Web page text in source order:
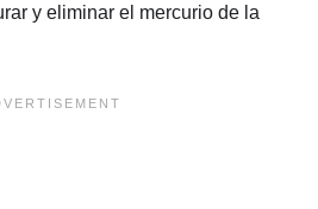
y eliminar el mercurio de la